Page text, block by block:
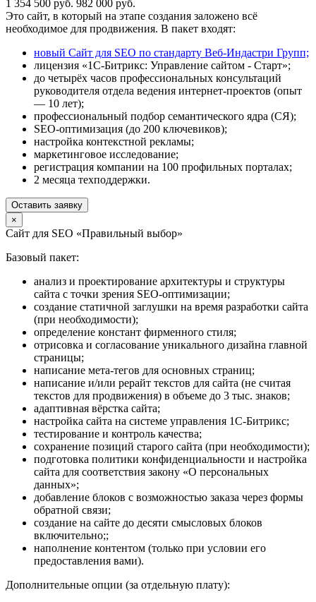
1 354 500 руб. 982 000 руб.
Это сайт, в который на этапе создания заложено всё
необходимое для продвижения. В пакет входят:
новый Сайт для SEO по стандарту Веб-Индастри Групп;
лицензия «1С-Битрикс: Управление сайтом - Старт»;
до четырёх часов профессиональных консультаций
руководителя отдела ведения интернет-проектов (опыт
— 10 лет);
профессиональный подбор семантического ядра (СЯ);
SEO-оптимизация (до 200 ключевиков);
настройка контекстной рекламы;
маркетинговое исследование;
регистрация компании на 100 профильных порталах;
2 месяца техподдержки.
Оставить заявку
×
Сайт для SEO «Правильный выбор»
Базовый пакет:
анализ и проектирование архитектуры и структуры
сайта с точки зрения SEO-оптимизации;
создание статичной заглушки на время разработки сайта
(при необходимости);
определение констант фирменного стиля;
отрисовка и согласование уникального дизайна главной
страницы;
написание мета-тегов для основных страниц;
написание и/или рерайт текстов для сайта (не считая
текстов для продвижения) в объеме до 3 тыс. знаков;
адаптивная вёрстка сайта;
настройка сайта на системе управления 1С-Битрикс;
тестирование и контроль качества;
сохранение позиций старого сайта (при необходимости);
подготовка политики конфиденциальности и настройка
сайта для соответствия закону «О персональных
данных»;
добавление блоков с возможностью заказа через формы
обратной связи;
создание на сайте до десяти смысловых блоков
включительно;;
наполнение контентом (только при условии его
предоставления вами).
Дополнительные опции (за отдельную плату):